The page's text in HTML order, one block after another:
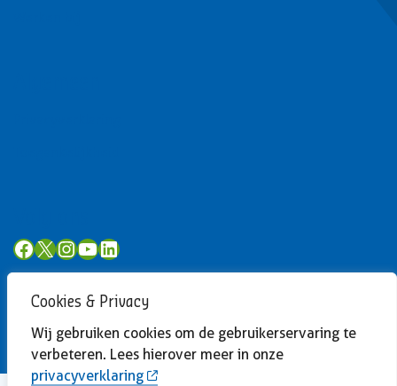
Cookies & Privacy
Wij gebruiken cookies om de gebruikerservaring te
verbeteren. Lees hierover meer in onze
privacyverklaring
Facebook
X Instagram
YouTube
LinkedIn